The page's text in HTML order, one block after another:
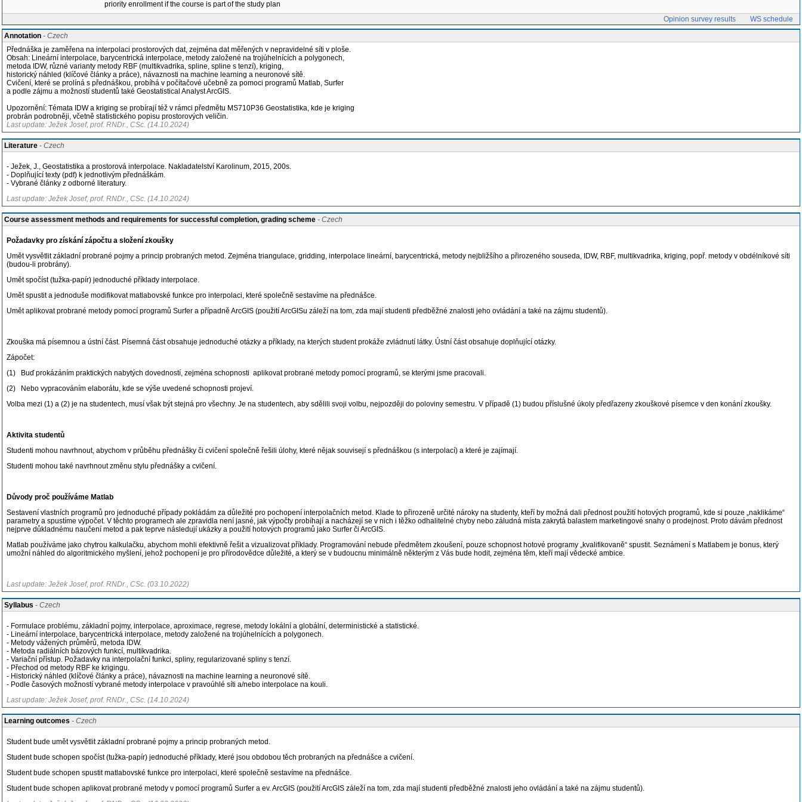
priority enrollment if the course is part of the study plan
Opinion survey results
WS schedule
Annotation - Czech
Přednáška je zaměřena na interpolaci prostorových dat, zejména dat měřených v nepravidelné síti v ploše.
Obsah: Lineární interpolace, barycentrická interpolace, metody založené na trojúhelnících a polygonech,
metoda IDW, různé varianty metody RBF (multikvadrika, spline, spline s tenzí), kriging,
historický náhled (klíčové články a práce), návaznosti na machine learning a neuronové sítě.
Cvičení, které se prolíná s přednáškou, probíhá v počítačové učebně za pomoci programů Matlab, Surfer
a podle zájmu a možností studentů také Geostatistical Analyst ArcGIS.
Upozornění: Témata IDW a kriging se probírají též v rámci předmětu MS710P36 Geostatistika, kde je kriging
probrán podrobněji, včetně statistického popisu prostorových veličin.
Last update: Ježek Josef, prof. RNDr., CSc. (14.10.2024)
Literature - Czech
- Ježek, J., Geostatistika a prostorová interpolace. Nakladatelství Karolinum, 2015, 200s.
- Doplňující texty (pdf) k jednotlivým přednáškám.
- Vybrané články z odborné literatury.
Last update: Ježek Josef, prof. RNDr., CSc. (14.10.2024)
Course assessment methods and requirements for successful completion, grading scheme - Czech
Požadavky pro získání zápočtu a složení zkoušky
Umět vysvětlit základní probrané pojmy a princip probraných metod. Zejména triangulace, gridding, interpolace lineární, barycentrická, metody nejbližšího a přirozeného souseda, IDW, RBF, multikvadrika, kriging, popř. metody v obdélníkové síti
(budou-li probrány).
Umět spočíst (tužka-papír) jednoduché příklady interpolace.
Umět spustit a jednoduše modifikovat matlabovské funkce pro interpolaci, které společně sestavíme na přednášce.
Umět aplikovat probrané metody pomocí programů Surfer a případně ArcGIS (použití ArcGISu záleží na tom, zda mají studenti předběžné znalosti jeho ovládání a také na zájmu studentů).
Zkouška má písemnou a ústní část. Písemná část obsahuje jednoduché otázky a příklady, na kterých student prokáže zvládnutí látky. Ústní část obsahuje doplňující otázky.
Zápočet:
(1) Buď prokázáním praktických nabytých dovedností, zejména schopnosti aplikovat probrané metody pomocí programů, se kterými jsme pracovali.
(2) Nebo vypracováním elaborátu, kde se výše uvedené schopnosti projeví.
Volba mezi (1) a (2) je na studentech, musí však být stejná pro všechny. Je na studentech, aby sdělili svoji volbu, nejpozději do poloviny semestru. V případě (1) budou příslušné úkoly předřazeny zkouškové písemce v den konání zkoušky.
Aktivita studentů
Studenti mohou navrhnout, abychom v průběhu přednášky či cvičení společně řešili úlohy, které nějak souvisejí s přednáškou (s interpolací) a které je zajímají.
Studenti mohou také navrhnout změnu stylu přednášky a cvičení.
Důvody proč používáme Matlab
Sestavení vlastních programů pro jednoduché případy pokládám za důležité pro pochopení interpolačních metod. Klade to přirozeně určité nároky na studenty, kteří by možná dali přednost použití hotových programů, kde si pouze „naklikáme“
parametry a spustíme výpočet. V těchto programech ale zpravidla není jasné, jak výpočty probíhají a nacházejí se v nich i těžko odhalitelné chyby nebo záludná místa zakrytá balastem marketingové snahy o prodejnost. Proto dávám přednost
nejprve důkladnému naučení metod a pak teprve následují ukázky a použití hotových programů jako Surfer či ArcGIS.
Matlab používáme jako chytrou kalkulačku, abychom mohli efektivně řešit a vizualizovat příklady. Programování nebude předmětem zkoušení, pouze schopnost hotové programy „kvalifikovaně“ spustit. Seznámení s Matlabem je bonus, který
umožní náhled do algoritmického myšlení, jehož pochopení je pro přírodovědce důležité, a který se v budoucnu minimálně některým z Vás bude hodit, zejména těm, kteří mají vědecké ambice.
Last update: Ježek Josef, prof. RNDr., CSc. (03.10.2022)
Syllabus - Czech
- Formulace problému, základní pojmy, interpolace, aproximace, regrese, metody lokální a globální, deterministické a statistické.
- Lineární interpolace, barycentrická interpolace, metody založené na trojúhelnících a polygonech.
- Metody vážených průměrů, metoda IDW.
- Metoda radiálních bázových funkcí, multikvadrika.
- Variační přístup. Požadavky na interpolační funkci, spliny, regularizované spliny s tenzí.
- Přechod od metody RBF ke krigingu.
- Historický náhled (klíčové články a práce), návaznosti na machine learning a neuronové sítě.
- Podle časových možností vybrané metody interpolace v pravoúhlé síti a/nebo interpolace na kouli.
Last update: Ježek Josef, prof. RNDr., CSc. (14.10.2024)
Learning outcomes - Czech
Student bude umět vysvětlit základní probrané pojmy a princip probraných metod.
Student bude schopen spočíst (tužka-papír) jednoduché příklady, které jsou obdobou těch probraných na přednášce a cvičení.
Student bude schopen spustit matlabovské funkce pro interpolaci, které společně sestavíme na přednášce.
Student bude schopen aplikovat probrané metody v pomocí programů Surfer a ev. ArcGIS (použití ArcGIS záleží na tom, zda mají studenti předběžné znalosti jeho ovládání a také na zájmu studentů).